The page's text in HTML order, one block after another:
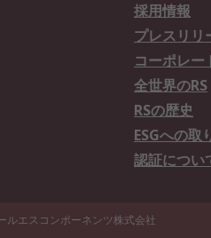
採用情報
プレスリリ
コーポレー
全世界のRS
RSの歴史
ESGへの取
認証につい
ルエスコンポーネンツ株式会社